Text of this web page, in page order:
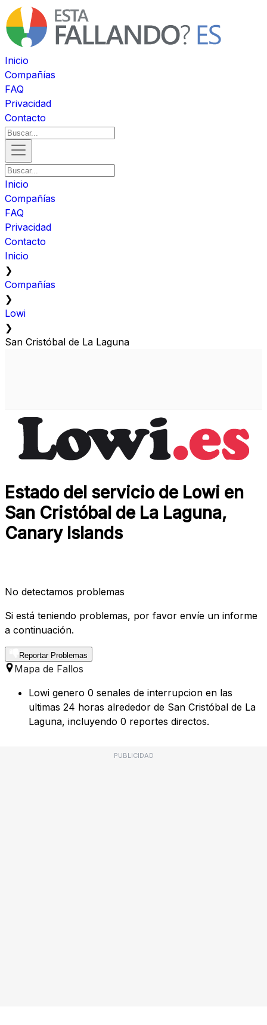
Inicio
Compañías
FAQ
Privacidad
Contacto
Inicio
Compañías
FAQ
Privacidad
Contacto
Inicio
❯
Compañías
❯
Lowi
❯
San Cristóbal de La Laguna
Estado del servicio de Lowi en
San Cristóbal de La Laguna,
Canary Islands
No detectamos problemas
Si está teniendo problemas, por favor envíe un informe
a continuación.
Reportar Problemas
Mapa de Fallos
Lowi genero 0 senales de interrupcion en las
ultimas 24 horas alrededor de San Cristóbal de La
Laguna, incluyendo 0 reportes directos.
PUBLICIDAD